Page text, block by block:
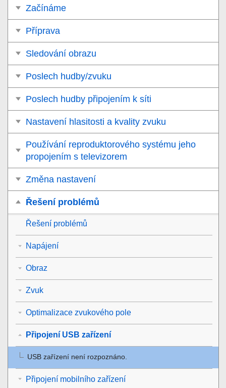
Začínáme
Příprava
Sledování obrazu
Poslech hudby/zvuku
Poslech hudby připojením k síti
Nastavení hlasitosti a kvality zvuku
Používání reproduktorového systému jeho
propojením s televizorem
Změna nastavení
Řešení problémů
Řešení problémů
Napájení
Obraz
Zvuk
Optimalizace zvukového pole
Připojení USB zařízení
USB zařízení není rozpoznáno.
Připojení mobilního zařízení